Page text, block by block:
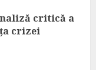
critică a
crizei